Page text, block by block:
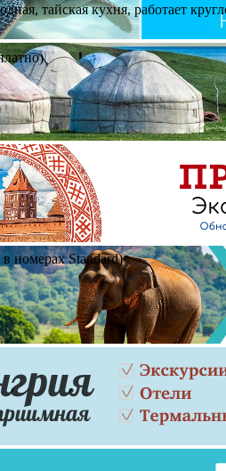
тайская кухня, работает
номерах Standard)